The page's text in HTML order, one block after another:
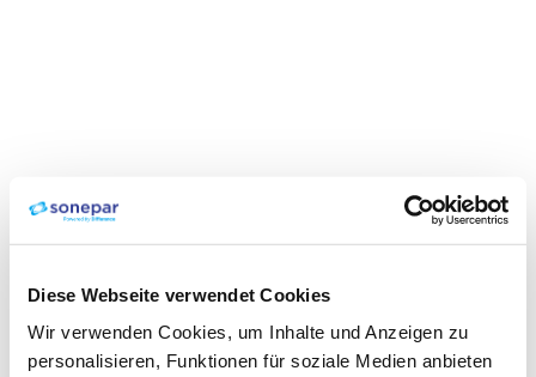
Diese Webseite verwendet Cookies
Wir verwenden Cookies, um Inhalte und Anzeigen zu
personalisieren, Funktionen für soziale Medien anbieten